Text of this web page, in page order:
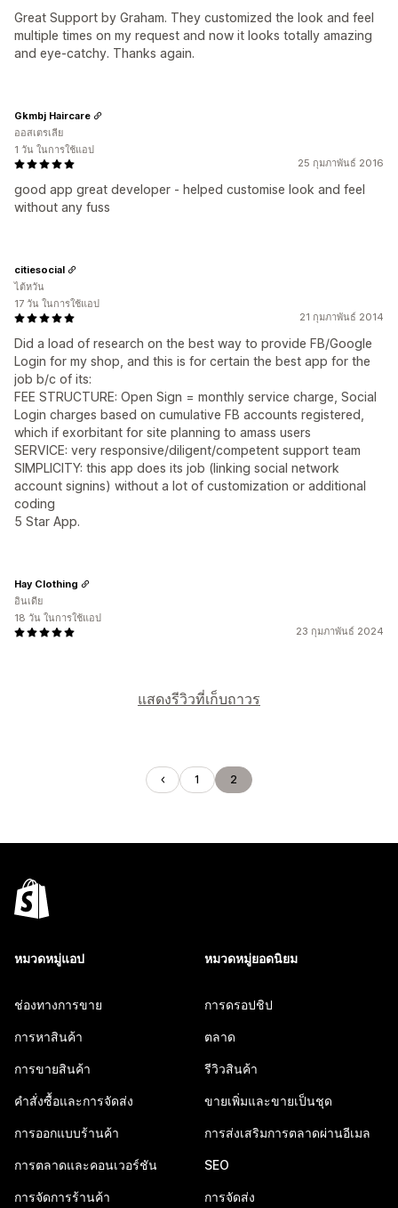
Great Support by Graham. They customized the look and feel
multiple times on my request and now it looks totally amazing
and eye-catchy. Thanks again.
25 กุมภาพันธ์ 2016
good app great developer - helped customise look and feel
without any fuss
Gkmbj Haircare
ออสเตรเลีย
1 วัน ในการใช้แอป
21 กุมภาพันธ์ 2014
Did a load of research on the best way to provide FB/Google
Login for my shop, and this is for certain the best app for the
job b/c of its:
FEE STRUCTURE: Open Sign = monthly service charge, Social
Login charges based on cumulative FB accounts registered,
which if exorbitant for site planning to amass users
SERVICE: very responsive/diligent/competent support team
SIMPLICITY: this app does its job (linking social network
account signins) without a lot of customization or additional
coding
5 Star App.
citiesocial
ไต้หวัน
17 วัน ในการใช้แอป
23 กุมภาพันธ์ 2024
Hay Clothing
อินเดีย
18 วัน ในการใช้แอป
แสดงรีวิวที่เก็บถาวร
1 2
หมวดหมู่แอป
ช่องทางการขาย
การหาสินค้า
การขายสินค้า
คำสั่งซื้อและการจัดส่ง
การออกแบบร้านค้า
การตลาดและคอนเวอร์ชัน
การจัดการร้านค้า
หมวดหมู่ยอดนิยม
การดรอปชิป
ตลาด
รีวิวสินค้า
ขายเพิ่มและขายเป็นชุด
การส่งเสริมการตลาดผ่านอีเมล
SEO
การจัดส่ง